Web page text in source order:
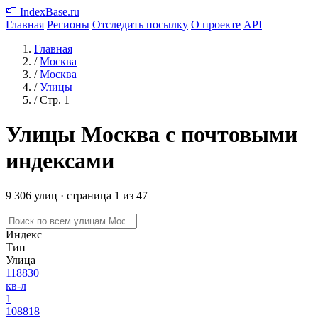
📮 IndexBase.ru
Главная Регионы Отследить посылку О проекте API
Главная
/ Москва
/ Москва
/ Улицы
/ Стр. 1
Улицы Москва с почтовыми
индексами
9 306 улиц · страница 1 из 47
Индекс
Тип
Улица
118830
кв-л
1
108818